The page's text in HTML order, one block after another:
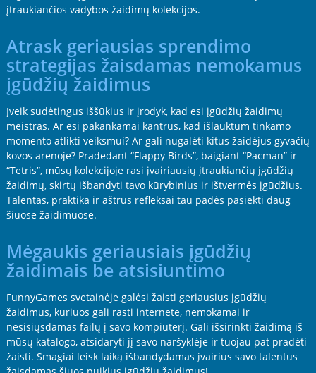
įtraukiančios vadybos žaidimų kolekcijos.
Atrask geriausias sprendimo
strategijas žaisdamas nemokamus
įgūdžių žaidimus
Įveik sudėtingus iššūkius ir įrodyk, kad esi įgūdžių žaidimų
meistras. Ar esi pakankamai kantrus, kad išlauktum tinkamo
momento atlikti veiksmui? Ar gali nugalėti kitus žaidėjus gyvačių
kovos arenoje? Pradedant “Flappy Birds”, baigiant “Pacman” ir
“Tetris”, mūsų kolekcijoje rasi įvairiausių įtraukiančių įgūdžių
žaidimų, skirtų išbandyti tavo kūrybinius ir ištvermės įgūdžius.
Talentas, praktika ir aštrūs refleksai tau padės pasiekti daug
šiuose žaidimuose.
Mėgaukis geriausiais įgūdžių
žaidimais be atsisiuntimo
FunnyGames svetainėje galėsi žaisti geriausius įgūdžių
žaidimus, kuriuos gali rasti internete, nemokamai ir
nesisiųsdamas failų į savo kompiuterį. Gali išsirinkti žaidimą iš
mūsų katalogo, atsidaryti jį savo naršyklėje ir tuojau pat pradėti
žaisti. Smagiai leisk laiką išbandydamas įvairius savo talentus